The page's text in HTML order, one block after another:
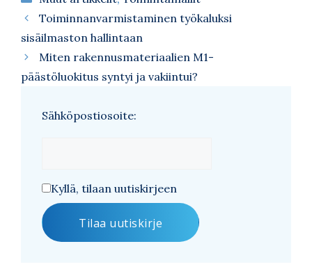
Toiminnanvarmistaminen työkaluksi
sisäilmaston hallintaan
Miten rakennusmateriaalien M1-
päästöluokitus syntyi ja vakiintui?
Sähköpostiosoite:
Kyllä, tilaan uutiskirjeen